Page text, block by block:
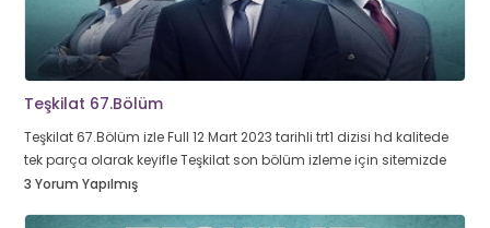
Teşkilat 67.Bölüm
Teşkilat 67.Bölüm izle Full 12 Mart 2023 tarihli trt1 dizisi hd kalitede
tek parça olarak keyifle Teşkilat son bölüm izleme için sitemizde
3 Yorum Yapılmış